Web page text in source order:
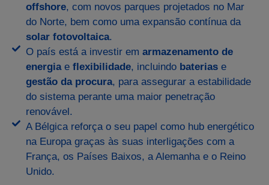
offshore, com novos parques projetados no Mar
do Norte, bem como uma expansão contínua da
solar fotovoltaica.
O país está a investir em armazenamento de
energiae flexibilidade, incluindo bateriase
gestão da procura, para assegurar a estabilidade
do sistema perante uma maior penetração
renovável.
A Bélgica reforça o seu papel como hub energético
na Europa graças às suas interligações com a
França, os Países Baixos, a Alemanha e o Reino
Unido.